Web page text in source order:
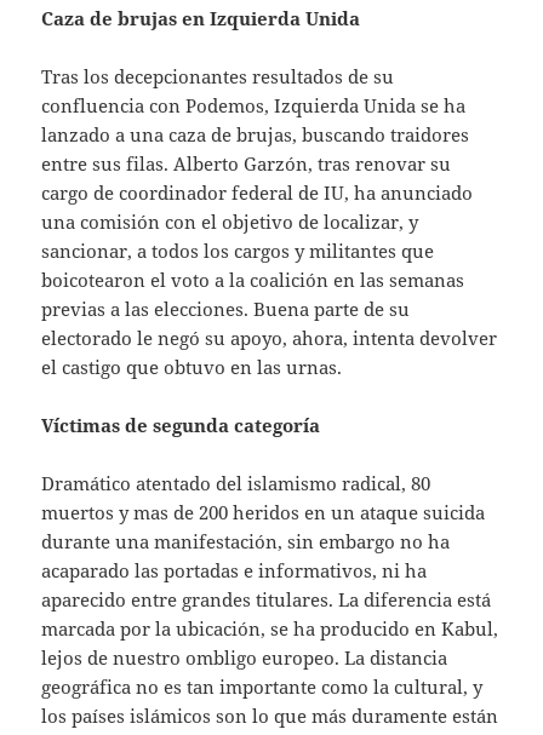
Caza de brujas en Izquierda Unida
Tras los decepcionantes resultados de su
confluencia con Podemos, Izquierda Unida se ha
lanzado a una caza de brujas, buscando traidores
entre sus filas. Alberto Garzón, tras renovar su
cargo de coordinador federal de IU, ha anunciado
una comisión con el objetivo de localizar, y
sancionar, a todos los cargos y militantes que
boicotearon el voto a la coalición en las semanas
previas a las elecciones. Buena parte de su
electorado le negó su apoyo, ahora, intenta devolver
el castigo que obtuvo en las urnas.
Víctimas de segunda categoría
Dramático atentado del islamismo radical, 80
muertos y mas de 200 heridos en un ataque suicida
durante una manifestación, sin embargo no ha
acaparado las portadas e informativos, ni ha
aparecido entre grandes titulares. La diferencia está
marcada por la ubicación, se ha producido en Kabul,
lejos de nuestro ombligo europeo. La distancia
geográfica no es tan importante como la cultural, y
los países islámicos son lo que más duramente están